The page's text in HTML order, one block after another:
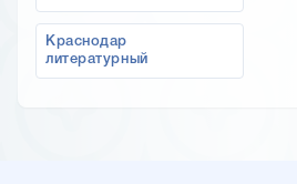
Краснодар
литературный